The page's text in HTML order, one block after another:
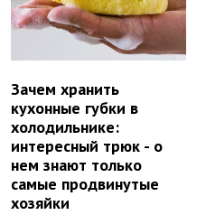
Зачем хранить
кухонные губки в
холодильнике:
интересный трюк - о
нем знают только
самые продвинутые
хозяйки